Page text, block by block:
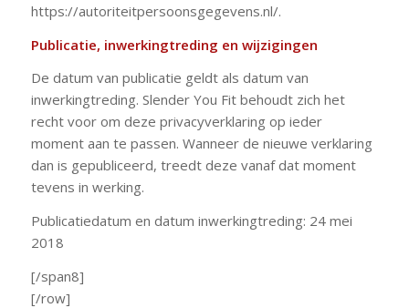
https://autoriteitpersoonsgegevens.nl/.
Publicatie, inwerkingtreding en wijzigingen
De datum van publicatie geldt als datum van
inwerkingtreding. Slender You Fit behoudt zich het
recht voor om deze privacyverklaring op ieder
moment aan te passen. Wanneer de nieuwe verklaring
dan is gepubliceerd, treedt deze vanaf dat moment
tevens in werking.
Publicatiedatum en datum inwerkingtreding: 24 mei
2018
[/span8]
[/row]